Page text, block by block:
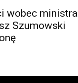
wobec ministra
Szumowski